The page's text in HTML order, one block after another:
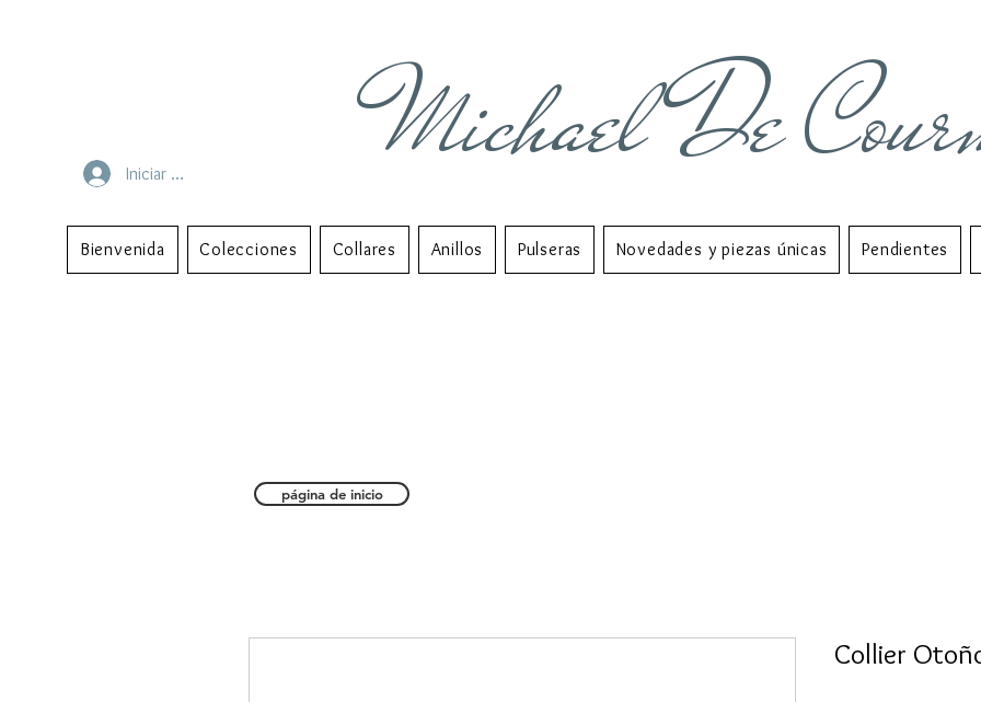
Iniciar sesión Michael De
Bienvenida Colecciones Collares Anillos Pulseras Novedades y piezas únicas Pendientes
Collier
página de inicio